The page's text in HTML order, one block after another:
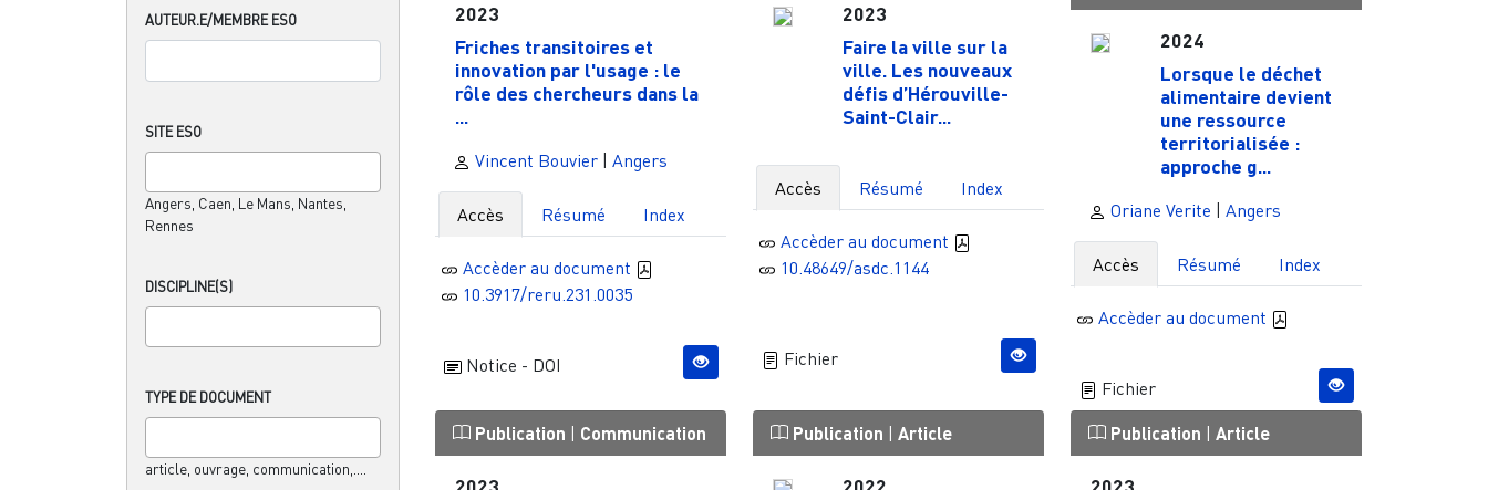
AUTEUR.E/MEMBRE ESO
SITE ESO
Angers, Caen, Le Mans, Nantes,
Rennes
DISCIPLINE(S)
TYPE DE DOCUMENT
article, ouvrage, communication,....
2023
Friches transitoires et
innovation par l'usage : le
rôle des chercheurs dans la
...
Vincent Bouvier | Angers
Accès Résumé Index
Accèder au document
10.3917/reru.231.0035
Notice - DOI
2023
Faire la ville sur la
ville. Les nouveaux
défis d’Hérouville-
Saint-Clair...
Accès Résumé Index
Accèder au document
10.48649/asdc.1144
Fichier
2024
Lorsque le déchet
alimentaire devient
une ressource
territorialisée :
approche g...
Oriane Verite | Angers
Accès Résumé Index
Accèder au document
Fichier
Publication | Communication Publication | Article Publication | Article